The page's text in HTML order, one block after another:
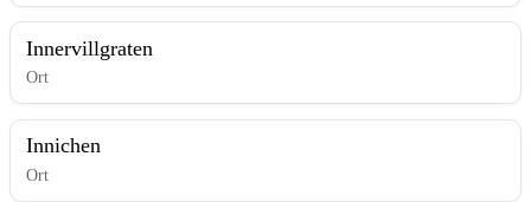
Innervillgraten
Ort
Innichen
Ort